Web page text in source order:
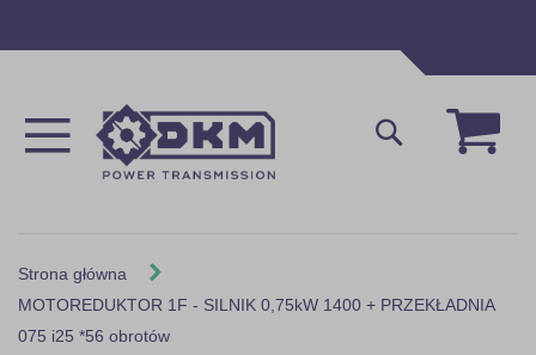
Mój
Szukaj
Strona główna
MOTOREDUKTOR 1F - SILNIK 0,75kW 1400 + PRZEKŁADNIA
075 i25 *56 obrotów